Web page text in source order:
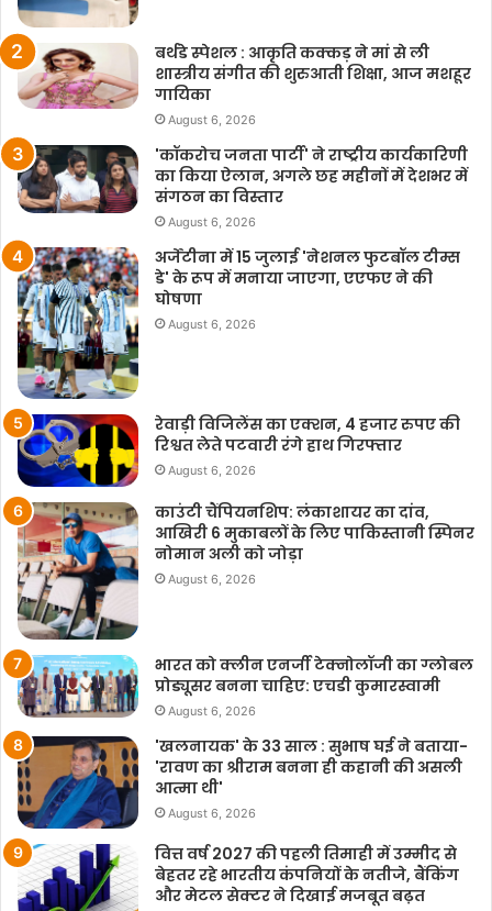
बर्थडे स्पेशल : आकृति कक्कड़ ने मां से ली
शास्त्रीय संगीत की शुरुआती शिक्षा, आज मशहूर
गायिका
August 6, 2026
'कॉकरोच जनता पार्टी' ने राष्ट्रीय कार्यकारिणी
का किया ऐलान, अगले छह महीनों में देशभर में
संगठन का विस्तार
August 6, 2026
अर्जेंटीना में 15 जुलाई 'नेशनल फुटबॉल टीम्स
डे' के रूप में मनाया जाएगा, एएफए ने की
घोषणा
August 6, 2026
रेवाड़ी विजिलेंस का एक्शन, 4 हजार रुपए की
रिश्वत लेते पटवारी रंगे हाथ गिरफ्तार
August 6, 2026
काउंटी चैंपियनशिप: लंकाशायर का दांव,
आखिरी 6 मुकाबलों के लिए पाकिस्तानी स्पिनर
नोमान अली को जोड़ा
August 6, 2026
भारत को क्लीन एनर्जी टेक्नोलॉजी का ग्लोबल
प्रोड्यूसर बनना चाहिए: एचडी कुमारस्वामी
August 6, 2026
'खलनायक' के 33 साल : सुभाष घई ने बताया-
'रावण का श्रीराम बनना ही कहानी की असली
आत्मा थी'
August 6, 2026
वित्त वर्ष 2027 की पहली तिमाही में उम्मीद से
बेहतर रहे भारतीय कंपनियों के नतीजे, बैंकिंग
और मेटल सेक्टर ने दिखाई मजबूत बढ़त